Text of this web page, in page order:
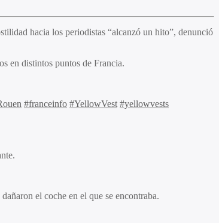
hacia los periodistas “alcanzó un hito”, denunció
en distintos puntos de Francia.
#franceinfo #YellowVest #yellowvests
el coche en el que se encontraba.